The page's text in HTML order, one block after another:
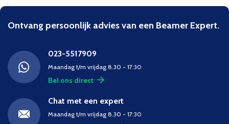
Ontvang persoonlijk advies van een Beamer Expert.
023-5517909
Maandag t/m vrijdag 8.30 - 17:30
Bel ons direct
Chat met een expert
Maandag t/m vrijdag 8.30 - 17:30